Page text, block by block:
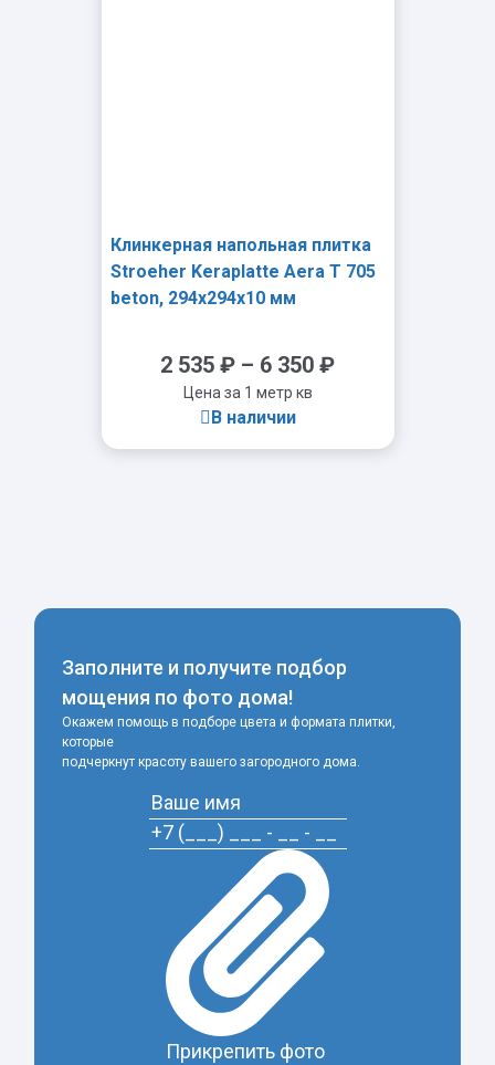
Клинкерная напольная плитка
Stroeher Keraplatte Aera T 705
beton, 294х294х10 мм
2 535 ₽ – 6 350 ₽
Цена за 1 метр кв
В наличии
Заполните и получите подбор
мощения по фото дома!
Окажем помощь в подборе цвета и формата плитки,
которые
подчеркнут красоту вашего загородного дома.
Прикрепить фото